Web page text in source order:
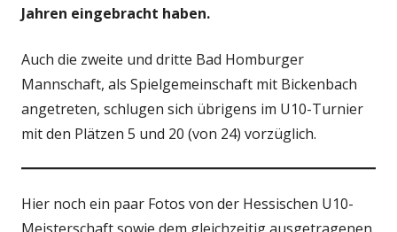
Jahren eingebracht haben.
Auch die zweite und dritte Bad Homburger
Mannschaft, als Spielgemeinschaft mit Bickenbach
angetreten, schlugen sich übrigens im U10-Turnier
mit den Plätzen 5 und 20 (von 24) vorzüglich.
Hier noch ein paar Fotos von der Hessischen U10-